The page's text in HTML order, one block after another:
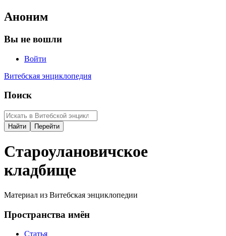
Аноним
Вы не вошли
Войти
Витебская энциклопедия
Поиск
Староулановичское
кладбище
Материал из Витебская энциклопедии
Пространства имён
Статья